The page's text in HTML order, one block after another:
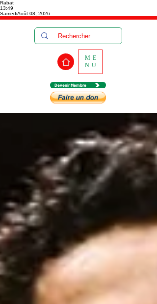
Rabat
13:49
SamediAoût 08, 2026
Devenir Membre
ME
NU